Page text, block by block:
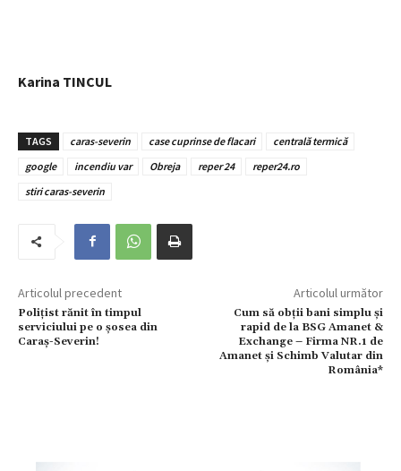
Karina TINCUL
TAGS caras-severin case cuprinse de flacari
centrală termică
google
incendiu var Obreja reper 24
reper24.ro
stiri caras-severin
Articolul precedent
Polițist rănit în timpul
serviciului pe o șosea din
Caraș-Severin!
Articolul următor
Cum să obții bani simplu și
rapid de la BSG Amanet &
Exchange – Firma NR.1 de
Amanet și Schimb Valutar din
România*